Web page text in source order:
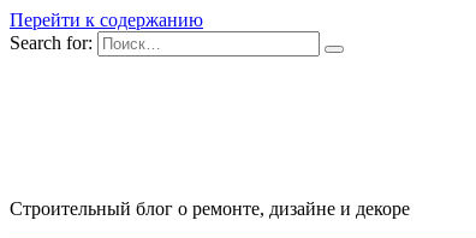
Перейти к содержанию
Search for:
Строительный блог о ремонте, дизайне и декоре